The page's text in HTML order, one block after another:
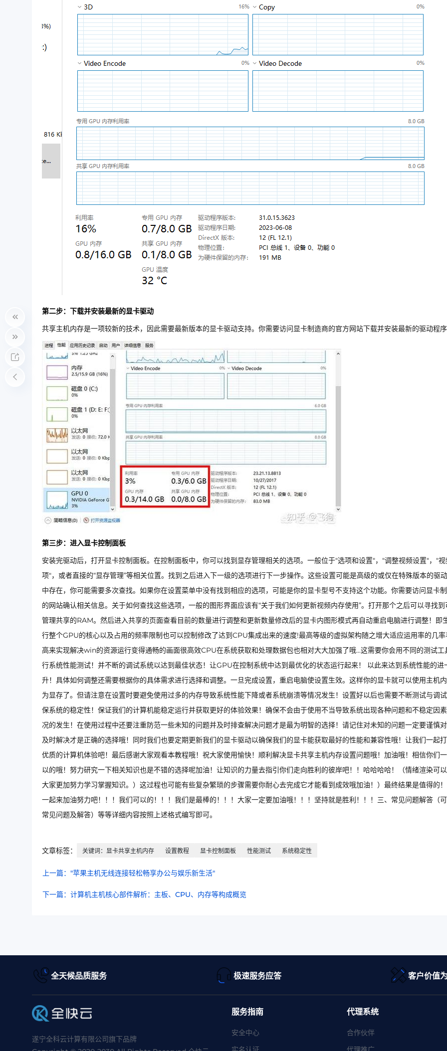
第二步：下载并安装最新的显卡驱动
共享主机内存是一项较新的技术，因此需要最新版本的显卡驱动支持。你需要访问显卡制造商的官方网站下载并安装最新的驱动程
第三步：进入显卡控制面板
安装完驱动后，打开显卡控制面板。在控制面板中，你可以找到显存管理相关的选项。一般位于"选项和设置"，"调整视频设置"，"
项"，或者直接的“显存管理”等相关位置。找到之后进入下一级的选项进行下一步操作。这些设置可能是高级的或仅在特殊版本的驱
中存在，你可能需要多次查找。如果你在设置菜单中没有找到相应的选项，可能是你的显卡型号不支持这个功能。你需要访问显卡
的网站确认相关信息。关于如何查找这些选项，一般的图形界面应该有“关于我们如何更新视频内存使用”。打开那个之后可以寻找到
管理共享的RAM。然后进入共享的页面查看目前的数量进行调整和更新数量修改后的显卡内图形模式再自动重启电脑进行调整！即
行整个GPU的核心以及占用的频率限制也可以控制修改了达到CPU集成出来的速度!最高等级的虚拟架构随之增大适应运用率的几
高来实现解决win的资源运行变得通畅的画面很高效CPU在系统获取和处理数据包也相对大大加强了哦...这需要你会用不同的测试工
行系统性能测试！并不断的调试系统以达到最佳状态！让GPU在控制系统中达到最优化的状态运行起来！ 以此来达到系统性能的进
升！具体如何调整还需要根据你的具体需求进行选择和调整。一旦完成设置，重启电脑使设置生效。这样你的显卡就可以使用主机
为显存了。但请注意在设置时要避免使用过多的内存导致系统性能下降或者系统崩溃等情况发生！设置好以后也需要不断测试与调
保系统的稳定性！保证我们的计算机能稳定运行并获取更好的体验效果！确保不会由于使用不当导致系统出现各种问题和不稳定因
况的发生！在使用过程中还要注重防范一些未知的问题并及时排查解决问题才是最为明智的选择！请记住对未知的问题一定要谨慎
及时解决才是正确的选择哦！同时我们也要定期更新我们的显卡驱动以确保我们的显卡能获取最好的性能和兼容性哦！让我们一起
优质的计算机体验吧！最后感谢大家观看本教程哦！祝大家使用愉快！顺利解决显卡共享主机内存设置问题哦！加油哦！相信你们
以的哦！努力研究一下相关知识也是不错的选择呢加油！让知识的力量去指引你们走向胜利的彼岸吧！！哈哈哈哈！（情绪渲染可
大家更加努力学习掌握知识。）这过程也可能有些复杂繁琐的步骤需要你耐心去完成它才能看到成效哦加油！）最终结果是值得的
一起来加油努力吧！！！我们可以的！！！我们是最棒的！！！大家一定要加油哦！！！坚持就是胜利！！！三、常见问题解答（
常见问题及解答）等等详细内容按照上述格式编写即可。
文章标签： 关键词：显卡共享主机内存 设置教程 显卡控制面板 性能测试 系统稳定性
上一篇："苹果主机无线连接轻松畅享办公与娱乐新生活"
下一篇：计算机主机核心部件解析：主板、CPU、内存等构成概览
全天候品质服务 极速服务应答 客户价值
遂宁全科云计算有限公司旗下品牌
服务指南
安全中心
代理系统
合作伙伴